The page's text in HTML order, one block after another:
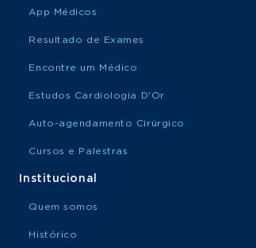
App Médicos
Resultado de Exames
Encontre um Médico
Estudos Cardiologia D'Or
Auto-agendamento Cirúrgico
Cursos e Palestras
Institucional
Quem somos
Histórico